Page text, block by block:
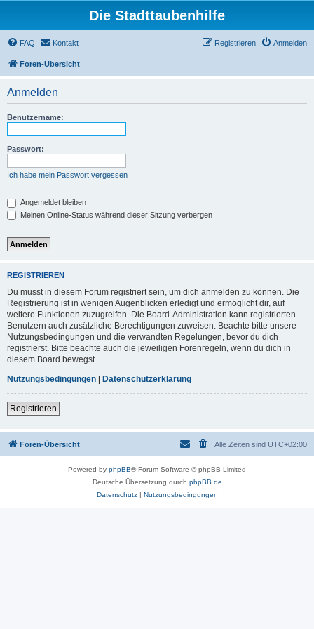
Die Stadttaubenhilfe
FAQ Kontakt Anmelden
Registrieren
Foren-Übersicht
Anmelden
Benutzername:
Passwort:
Ich habe mein Passwort vergessen
Angemeldet bleiben
Meinen Online-Status während dieser Sitzung verbergen
REGISTRIEREN
Du musst in diesem Forum registriert sein, um dich anmelden zu können. Die
Registrierung ist in wenigen Augenblicken erledigt und ermöglicht dir, auf
weitere Funktionen zuzugreifen. Die Board-Administration kann registrierten
Benutzern auch zusätzliche Berechtigungen zuweisen. Beachte bitte unsere
Nutzungsbedingungen und die verwandten Regelungen, bevor du dich
registrierst. Bitte beachte auch die jeweiligen Forenregeln, wenn du dich in
diesem Board bewegst.
Nutzungsbedingungen | Datenschutzerklärung
Registrieren
Foren-Übersicht Alle Zeiten sind UTC+02:00
Powered by phpBB® Forum Software © phpBB Limited
Deutsche Übersetzung durch phpBB.de
Datenschutz| Nutzungsbedingungen